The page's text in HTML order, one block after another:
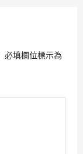
必填欄位標示為